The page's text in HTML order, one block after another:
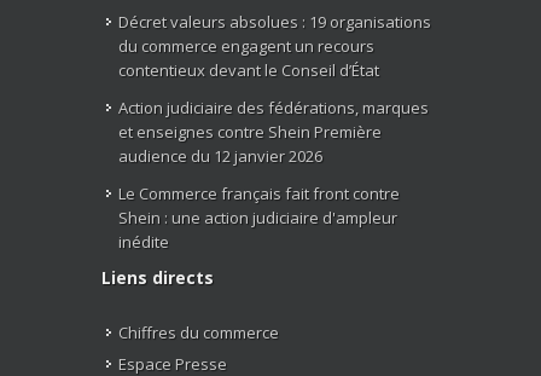
Décret valeurs absolues : 19 organisations
du commerce engagent un recours
contentieux devant le Conseil d’État
Action judiciaire des fédérations, marques
et enseignes contre Shein Première
audience du 12 janvier 2026
Le Commerce français fait front contre
Shein : une action judiciaire d'ampleur
inédite
Liens directs
Chiffres du commerce
Espace Presse